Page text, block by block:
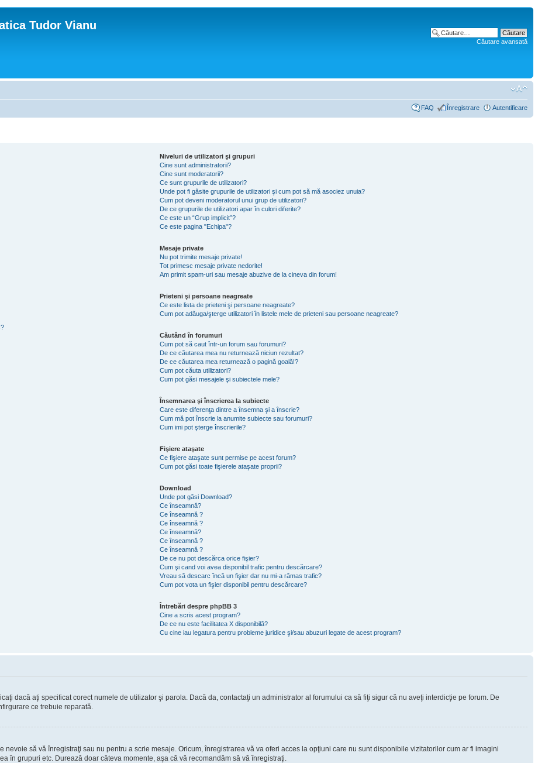
Tudor Vianu
Căutare avansată
FAQ Înregistrare Autentificare
Niveluri de utilizatori şi grupuri
Cine sunt administratorii?
Cine sunt moderatorii?
Ce sunt grupurile de utilizatori?
Unde pot fi găsite grupurile de utilizatori şi cum pot să mă asociez unuia?
Cum pot deveni moderatorul unui grup de utilizatori?
De ce grupurile de utilizatori apar în culori diferite?
Ce este un “Grup implicit”?
Ce este pagina "Echipa"?
Mesaje private
Nu pot trimite mesaje private!
Tot primesc mesaje private nedorite!
Am primit spam-uri sau mesaje abuzive de la cineva din forum!
Prieteni şi persoane neagreate
Ce este lista de prieteni şi persoane neagreate?
Cum pot adăuga/şterge utilizatori în listele mele de prieteni sau persoane neagreate?
Căutând în forumuri
Cum pot să caut într-un forum sau forumuri?
De ce căutarea mea nu returnează niciun rezultat?
De ce căutarea mea returnează o pagină goală!?
Cum pot căuta utilizatori?
Cum pot găsi mesajele şi subiectele mele?
Însemnarea şi înscrierea la subiecte
Care este diferenţa dintre a însemna şi a înscrie?
Cum mă pot înscrie la anumite subiecte sau forumuri?
Cum imi pot şterge înscrierile?
Fişiere ataşate
Ce fişiere ataşate sunt permise pe acest forum?
Cum pot găsi toate fişierele ataşate proprii?
Download
Unde pot găsi Download?
Ce înseamnă?
Ce înseamnă ?
Ce înseamnă ?
Ce înseamnă?
Ce înseamnă ?
Ce înseamnă ?
De ce nu pot descărca orice fişier?
Cum şi cand voi avea disponibil trafic pentru descărcare?
Vreau să descarc încă un fişier dar nu mi-a rămas trafic?
Cum pot vota un fişier disponibil pentru descărcare?
Întrebări despre phpBB 3
Cine a scris acest program?
De ce nu este facilitatea X disponibilă?
Cu cine iau legatura pentru probleme juridice şi/sau abuzuri legate de acest program?
dacă aţi specificat corect numele de utilizator şi parola. Dacă da, contactaţi un administrator al forumului ca să fiţi sigur că nu aveţi interdicţie pe forum. De
ce trebuie reparată.
să vă înregistraţi sau nu pentru a scrie mesaje. Oricum, înregistrarea vă va oferi acces la opţiuni care nu sunt disponibile vizitatorilor cum ar fi imagini
în grupuri etc. Durează doar câteva momente, aşa că vă recomandăm să vă înregistraţi.